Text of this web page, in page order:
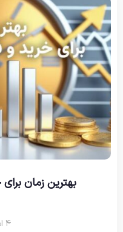
بهترین زمان
۴ اسفند ۱۴۰۳